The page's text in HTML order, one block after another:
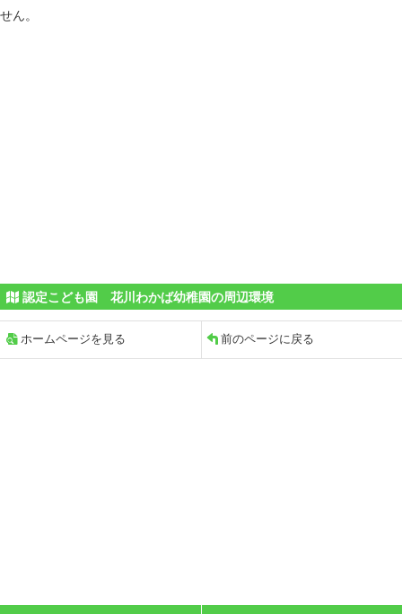
せん。
認定こども園 花川わかば幼稚園の周辺環境
ホームページを見る 前のページに戻る